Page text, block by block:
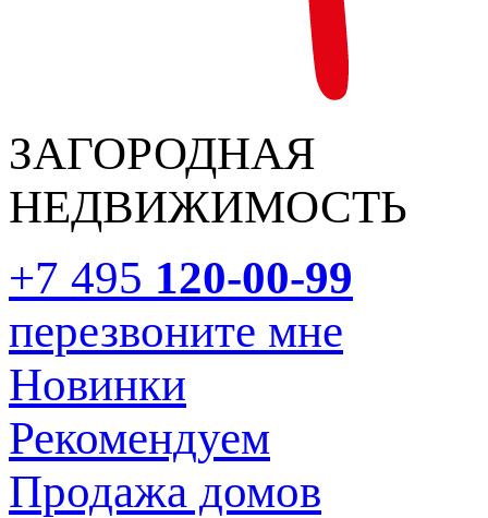
ЗАГОРОДНАЯ
НЕДВИЖИМОСТЬ
+7 495 120-00-99
перезвоните мне
Новинки
Рекомендуем
Продажа домов